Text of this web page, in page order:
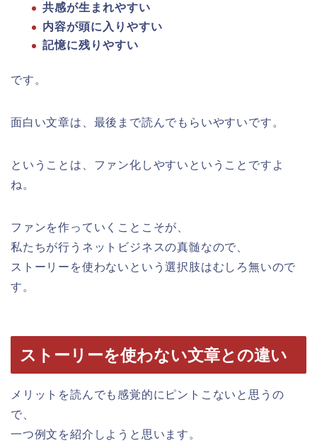
共感が生まれやすい
内容が頭に入りやすい
記憶に残りやすい
です。
面白い文章は、最後まで読んでもらいやすいです。
ということは、ファン化しやすいということですよ
ね。
ファンを作っていくことこそが、
私たちが行うネットビジネスの真髄なので、
ストーリーを使わないという選択肢はむしろ無いので
す。
ストーリーを使わない文章との違い
メリットを読んでも感覚的にピントこないと思うの
で、
一つ例文を紹介しようと思います。